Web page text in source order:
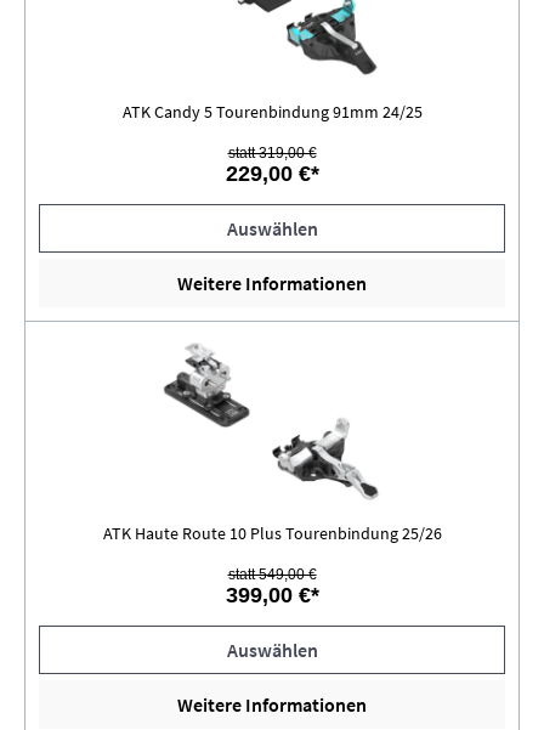
ATK Candy 5 Tourenbindung 91mm 24/25
statt 319,00 €
229,00 €*
Auswählen
Weitere Informationen
ATK Haute Route 10 Plus Tourenbindung 25/26
statt 549,00 €
399,00 €*
Auswählen
Weitere Informationen